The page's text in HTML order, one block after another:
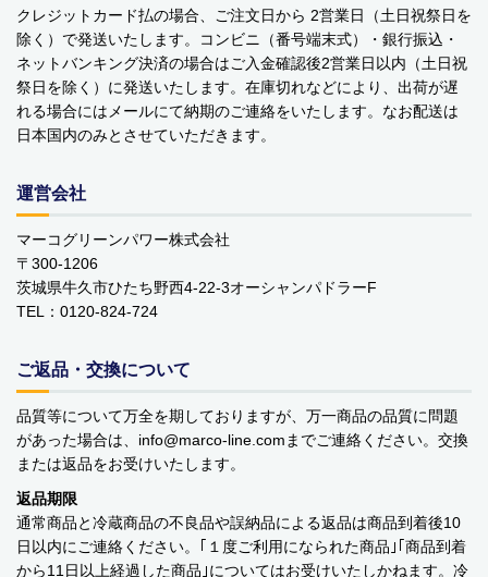
ガーデニング
おもちゃ・ホビー
ベビーおもちゃ・子供用品
直輸入品
商品一覧
ブランドから探す
MESH ジュエリー
Bellini バッグ(イタリア)
alico バルサミコ酢
TEJAKULA 塩
ムーミン
クレジットカード払の場合、ご注文日から 2営業日（土日祝祭日を
除く）で発送いたします。コンビニ（番号端末式）・銀行振込・
ネットバンキング決済の場合はご入金確認後2営業日以内（土日祝
祭日を除く）に発送いたします。在庫切れなどにより、出荷が遅
れる場合にはメールにて納期のご連絡をいたします。なお配送は
日本国内のみとさせていただきます。
運営会社
マーコグリーンパワー株式会社
〒300-1206
茨城県牛久市ひたち野西4-22-3オーシャンパドラーF
TEL：0120-824-724
ご返品・交換について
品質等について万全を期しておりますが、万一商品の品質に問題
があった場合は、info
marco-line.com までご連絡ください。交換
または返品をお受けいたします。
返品期限
通常商品と冷蔵商品の不良品や誤納品による返品は商品到着後10
日以内にご連絡ください。｢１度ご利用になられた商品｣｢商品到着
から11日以上経過した商品｣についてはお受けいたしかねます。冷